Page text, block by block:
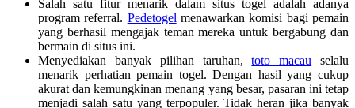
Salah satu fitur menarik dalam situs togel adalah adanya
program referral. Pedetogel menawarkan komisi bagi pemain
yang berhasil mengajak teman mereka untuk bergabung dan
bermain di situs ini.
Menyediakan banyak pilihan taruhan,toto macau selalu
menarik perhatian pemain togel. Dengan hasil yang cukup
akurat dan kemungkinan menang yang besar, pasaran ini tetap
menjadi salah satu yang terpopuler. Tidak heran jika banyak